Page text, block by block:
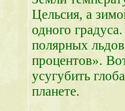
Цельсия, а
одного
полярных
процентов».
усугубить
планете.